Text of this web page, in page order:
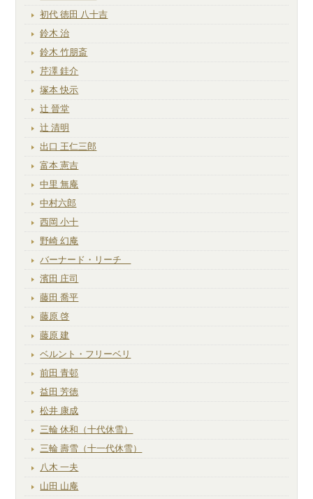
初代 徳田 八十吉
鈴木 治
鈴木 竹朋斎
芹澤 銈介
塚本 快示
辻 晉堂
辻 清明
出口 王仁三郎
富本 憲吉
中里 無庵
中村六郎
西岡 小十
野崎 幻庵
バーナード・リーチ
濱田 庄司
藤田 喬平
藤原 啓
藤原 建
ベルント・フリーベリ
前田 青邨
益田 芳徳
松井 康成
三輪 休和（十代休雪）
三輪 壽雪（十一代休雪）
八木 一夫
山田 山庵